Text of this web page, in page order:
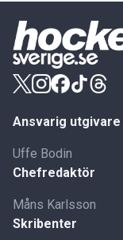
Ansvarig utgivare
Uffe Bodin
Chefredaktör
Måns Karlsson
Skribenter